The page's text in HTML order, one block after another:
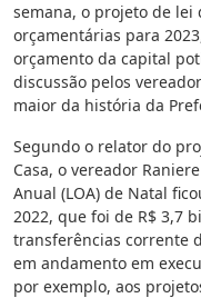
semana, o projeto de
orçamentárias para
orçamento da capital
discussão pelos
maior da história da
Segundo o relator do
Casa, o vereador
Anual (LOA) de Natal
2022, que foi de R$ 3,7
transferências corrente
em andamento em
por exemplo, aos